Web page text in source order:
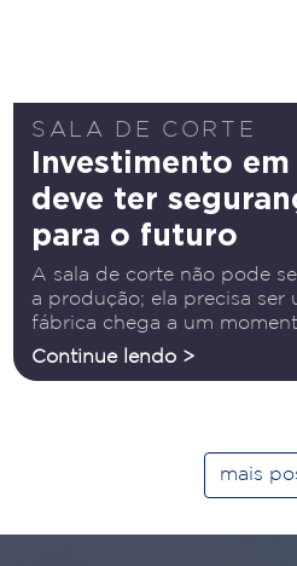
SALA DE CORTE
Investimento
deve ter
para o futuro
A sala de corte não pode
a produção; ela precisa ser
fábrica chega a um
de corte acompanha o
Continue lendo >
mais